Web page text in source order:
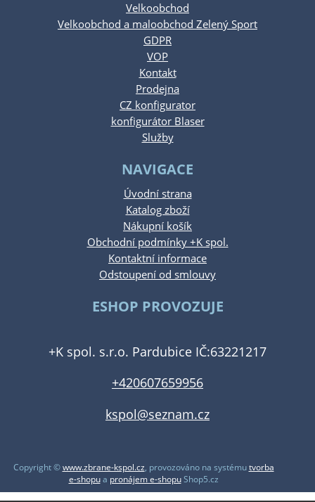
Velkoobchod
Velkoobchod a maloobchod Zelený Sport
GDPR
VOP
Kontakt
Prodejna
CZ konfigurator
konfigurátor Blaser
Služby
NAVIGACE
Úvodní strana
Katalog zboží
Nákupní košík
Obchodní podmínky +K spol.
Kontaktní informace
Odstoupení od smlouvy
ESHOP PROVOZUJE
+K spol. s.r.o. Pardubice IČ:63221217
+420607659956
kspol@seznam.cz
Copyright ©www.zbrane-kspol.cz, provozováno na systémutvorba
e-shopua pronájem e-shopuShop5.cz